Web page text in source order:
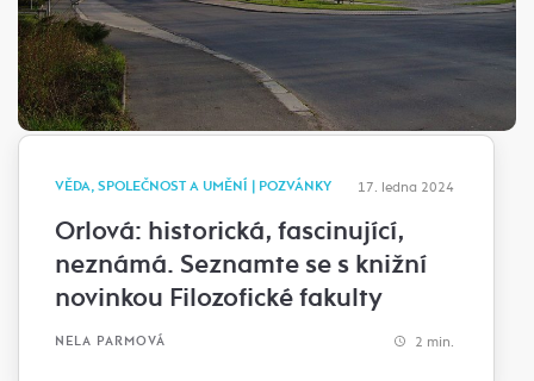
VĚDA, SPOLEČNOST A UMĚNÍ | POZVÁNKY 17. ledna 2024
Orlová: historická, fascinující,
neznámá. Seznamte se s knižní
novinkou Filozofické fakulty
NELA PARMOVÁ 2 min.